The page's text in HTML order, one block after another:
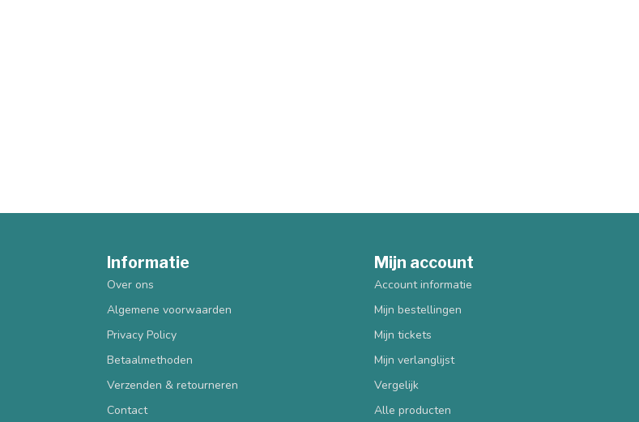
Informatie
Over ons
Algemene voorwaarden
Privacy Policy
Betaalmethoden
Verzenden & retourneren
Contact
Mijn account
Account informatie
Mijn bestellingen
Mijn tickets
Mijn verlanglijst
Vergelijk
Alle producten